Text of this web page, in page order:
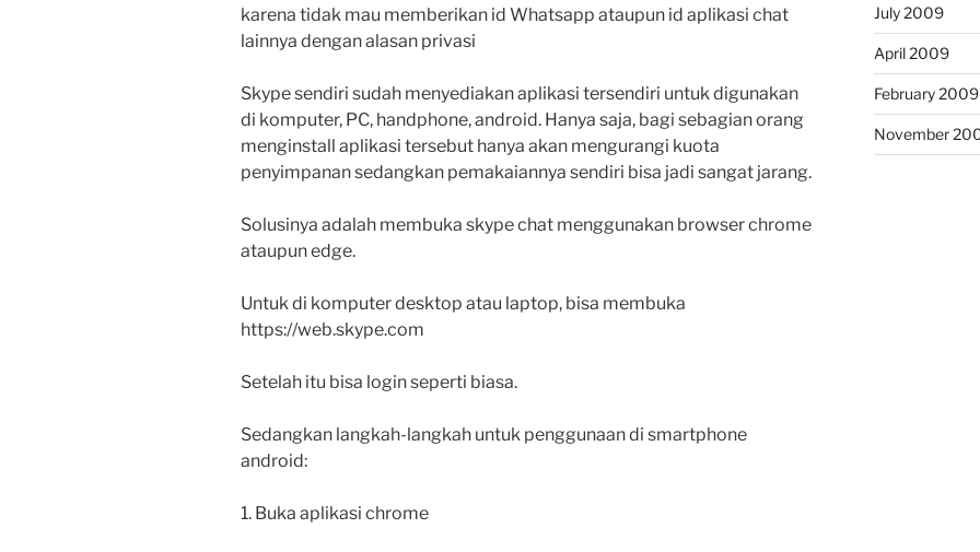
karena tidak mau memberikan id Whatsapp ataupun id aplikasi chat
lainnya dengan alasan privasi
Skype sendiri sudah menyediakan aplikasi tersendiri untuk digunakan
di komputer, PC, handphone, android. Hanya saja, bagi sebagian orang
menginstall aplikasi tersebut hanya akan mengurangi kuota
penyimpanan sedangkan pemakaiannya sendiri bisa jadi sangat jarang.
Solusinya adalah membuka skype chat menggunakan browser chrome
ataupun edge.
Untuk di komputer desktop atau laptop, bisa membuka
https://web.skype.com
Setelah itu bisa login seperti biasa.
Sedangkan langkah-langkah untuk penggunaan di smartphone
android:
1. Buka aplikasi chrome
July 2009
April 2009
February 2009
November